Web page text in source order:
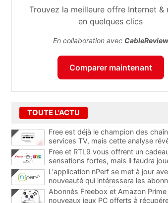
Trouvez la meilleure offre Internet &
en quelques clics
En collaboration avec CableReview
Comparer maintenant
TOUTE L'ACTU
Free est déjà le champion des
services TV, mais cette analyse
encore au moins 141 ajouts
Free et RTL9 vous offrent un
sensations fortes, mais il faudra
l'obtenir
L'application nPerf se met à jour
nouveauté qui intéressera les
Mobile, Orange, SFR et Bouygues
Abonnés Freebox et Amazon Prime
nouveaux jeux PC offerts à